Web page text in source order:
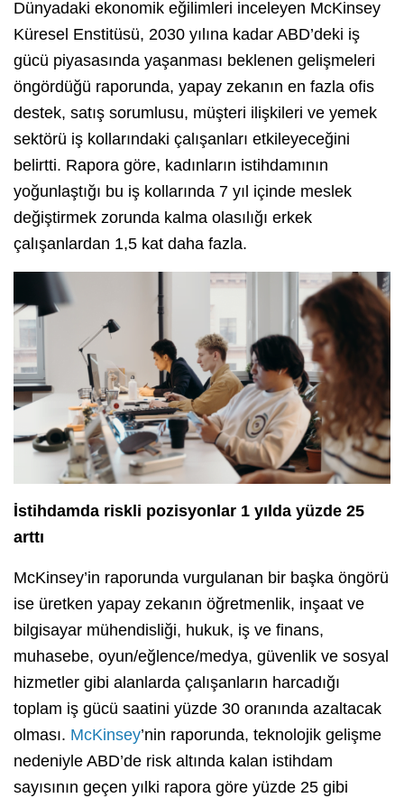
Dünyadaki ekonomik eğilimleri inceleyen McKinsey
Küresel Enstitüsü, 2030 yılına kadar ABD’deki iş
gücü piyasasında yaşanması beklenen gelişmeleri
öngördüğü raporunda, yapay zekanın en fazla ofis
destek, satış sorumlusu, müşteri ilişkileri ve yemek
sektörü iş kollarındaki çalışanları etkileyeceğini
belirtti. Rapora göre, kadınların istihdamının
yoğunlaştığı bu iş kollarında 7 yıl içinde meslek
değiştirmek zorunda kalma olasılığı erkek
çalışanlardan 1,5 kat daha fazla.
İstihdamda riskli pozisyonlar 1 yılda yüzde 25
arttı
McKinsey’in raporunda vurgulanan bir başka öngörü
ise üretken yapay zekanın öğretmenlik, inşaat ve
bilgisayar mühendisliği, hukuk, iş ve finans,
muhasebe, oyun/eğlence/medya, güvenlik ve sosyal
hizmetler gibi alanlarda çalışanların harcadığı
toplam iş gücü saatini yüzde 30 oranında azaltacak
olması. McKinsey’nin raporunda, teknolojik gelişme
nedeniyle ABD’de risk altında kalan istihdam
sayısının geçen yılki rapora göre yüzde 25 gibi